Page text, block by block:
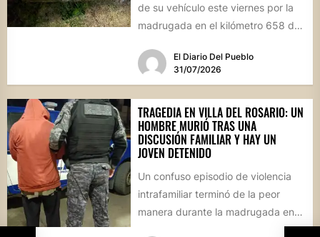
de su vehículo este viernes por la
madrugada en el kilómetro 658 de
El Diario Del Pueblo
31/07/2026
TRAGEDIA EN VILLA DEL ROSARIO: UN
HOMBRE MURIÓ TRAS UNA
DISCUSIÓN FAMILIAR Y HAY UN
JOVEN DETENIDO
Un confuso episodio de violencia
intrafamiliar terminó de la peor
manera durante la madrugada en